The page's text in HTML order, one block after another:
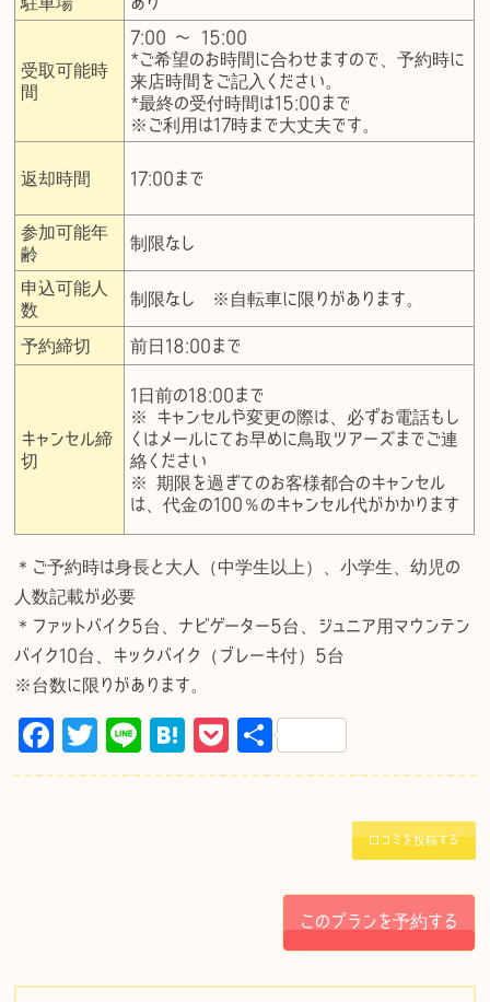
受取可能時
間
7:00 〜 15:00
*ご希望のお時間に合わせますので、予約時に
来店時間をご記入ください。
*最終の受付時間は15:00まで
※ご利用は17時まで大丈夫です。
返却時間 17:00まで
参加可能年
齢
制限なし
申込可能人
数
制限なし ※自転車に限りがあります。
予約締切 前日18:00まで
キャンセル締
切
1日前の18:00まで
※ キャンセルや変更の際は、必ずお電話もし
くはメールにてお早めに鳥取ツアーズまでご連
絡ください
※ 期限を過ぎてのお客様都合のキャンセル
は、代金の100％のキャンセル代がかかります
＊ご予約時は身長と大人（中学生以上）、小学生、幼児の
人数記載が必要
＊ファットバイク5台、ナビゲーター5台、ジュニア用マウンテン
バイク10台、キックバイク（ブレーキ付）5台
※台数に限りがあります。
F
a
k
T
w
Li
n
H
at
P
o
共
有
口コミを投稿する
このプランを予約する